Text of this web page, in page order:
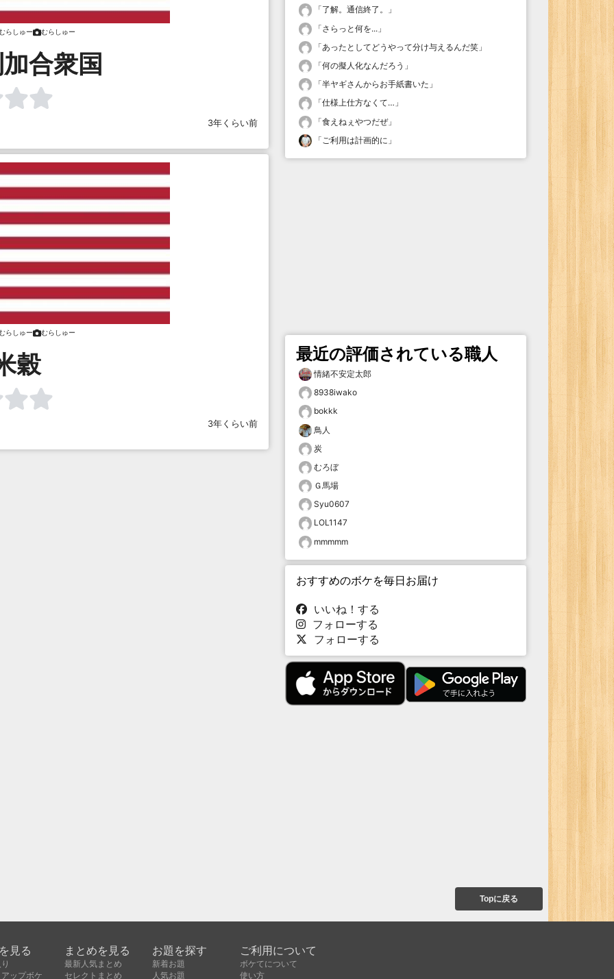
らしゅー むらしゅー
合衆国
3年くらい前
らしゅー むらしゅー
穀
3年くらい前
「了解。通信終了。
」
「さらっと何を... 」
「あったとしてどうやって分け与えるんだ笑 」
「何の擬人化なんだろう 」
「半ヤギさんからお手紙書いた 」
「仕様上仕方なくて… 」
「食えねぇやつだぜ」
「 ご利用は計画的に 」
最近の評価されている職人
情緒不安定太郎
8938iwako
bokkk
鳥人
炭
むろぼ
Ｇ馬場
Syu0607
LOL1147
mmmmm
おすすめのボケを毎日お届け
いいね！する
フォローする
フォローする
Topに戻る
見る
ップボケ
まとめを見る
最新人気まとめ
セレクトまとめ
お題を探す
新着お題
人気お題
ご利用について
ボケてについて
使い方